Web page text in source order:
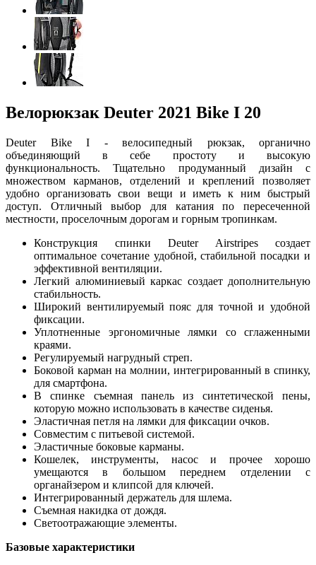
Велорюкзак Deuter 2021 Bike I 20
Deuter Bike I - велосипедный рюкзак, органично
объединяющий в себе простоту и высокую
функциональность. Тщательно продуманный дизайн с
множеством карманов, отделений и креплений позволяет
удобно организовать свои вещи и иметь к ним быстрый
доступ. Отличный выбор для катания по пересеченной
местности, проселочным дорогам и горным тропинкам.
Конструкция спинки Deuter Airstripes создает
оптимальное сочетание удобной, стабильной посадки и
эффективной вентиляции.
Легкий алюминиевый каркас создает дополнительную
стабильность.
Широкий вентилируемый пояс для точной и удобной
фиксации.
Уплотненные эргономичные лямки со сглаженными
краями.
Регулируемый нагрудный стреп.
Боковой карман на молнии, интегрированный в спинку,
для смартфона.
В спинке съемная панель из синтетической пены,
которую можно использовать в качестве сиденья.
Эластичная петля на лямки для фиксации очков.
Совместим с питьевой системой.
Эластичные боковые карманы.
Кошелек, инструменты, насос и прочее хорошо
умещаются в большом переднем отделении с
органайзером и клипсой для ключей.
Интегрированный держатель для шлема.
Съемная накидка от дождя.
Светоотражающие элементы.
Базовые характеристики